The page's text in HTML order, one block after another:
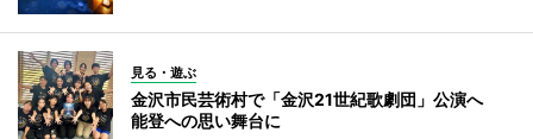
見る・遊ぶ
金沢市民芸術村で「金沢21世紀歌劇団」公演へ
能登への思い舞台に